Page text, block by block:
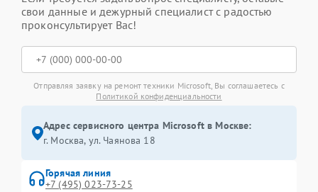
свои данные и дежурный специалист с радостью
проконсультирует Вас!
Отправляя заявку на ремонт техники Microsoft, Вы соглашаетесь с
Политикой конфиденциальности
Адрес сервисного центра Microsoft в Москве:
г. Москва, ул. Чаянова 18
Горячая линия
+7 (495) 023-73-25